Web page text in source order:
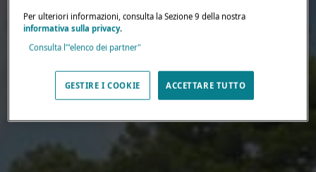
Per ulteriori informazioni, consulta la Sezione 9 della nostra
informativa sulla privacy.
Consulta l’"elenco dei partner"
GESTIRE I COOKIE ACCETTARE TUTTO